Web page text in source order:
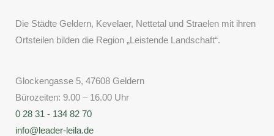
Die Städte Geldern, Kevelaer, Nettetal und Straelen mit ihren
Ortsteilen bilden die Region „Leistende Landschaft“.
Glockengasse 5, 47608 Geldern
Bürozeiten: 9.00 – 16.00 Uhr
0 28 31 - 134 82 70
info@leader-leila.de